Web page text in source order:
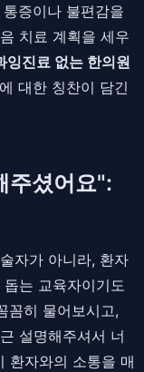
증이나 불편감을
치료 계획을 세우
잉진료 없는 한의원
대한 칭찬이 담긴
주셨어요":
자가 아니라, 환자
는 교육자이기도
꼼히 물어보시고,
설명해주셔서 너
환자와의 소통을 매